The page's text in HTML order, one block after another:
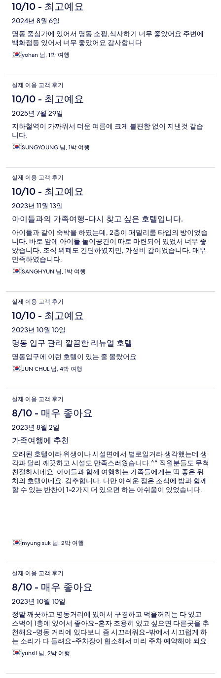
10/10 - 최고예요
2024년 8월 6일
명동 중심가에 있어서 명동 소핑,식사하기 너무 좋았어요 주변에
백화점등 있어서 너무 좋았어요 감사합니다
yohan 님, 1박 여행
실제 이용 고객 후기
10/10 - 최고예요
2025년 7월 29일
지하철역이 가까워서 더운 여름에 크게 불편함 없이 지낸것 같습
니다.
SUNGYOUNG 님, 1박 여행
실제 이용 고객 후기
10/10 - 최고예요
2023년 11월 13일
아이들과의 가족여행-다시 찾고 싶은 호텔입니다.
아이들과 같이 숙박을 하였는데, 2층이 패밀리룸 타입의 방이었습
니다. 바로 앞에 아이들 놀이공간이 따로 마련되어 있었서 너무 좋
았습니다. 조식 뷔폐도 간단하였지만, 가성비 갑이었습니다. 매우
만족하였습니다.
SANGHYUN 님, 1박 여행
실제 이용 고객 후기
10/10 - 최고예요
2023년 10월 10일
명동 입구 관리 깔끔한 리뉴얼 호텔
명동입구에 이런 호텔이 있는 줄 몰랐어요
JUN CHUL 님, 4박 여행
실제 이용 고객 후기
8/10 - 매우 좋아요
2023년 8월 2일
가족여행에 추천
오래된 호텔이라 위생이나 시설면에서 별로일거라 생각했는데 생
각과 달리 깨끗하고 시설도 만족스러웠습니다.^^ 직원분들도 무척
친절하시네요. 아이들과 함께 여행하는 가족들에게는 딱 좋은 위
치의 호텔이네요. 강추합니다. 다만 아쉬운 점은 조식에 밥과 함께
할 수 있는 반찬이 1~2가지 더 있으면 하는 아쉬움이 있었습니다.
myung suk 님, 2박 여행
실제 이용 고객 후기
8/10 - 매우 좋아요
2023년 10월 10일
정말 깨끗하고 명동거리에 있어서 구경하고 먹을꺼리는 다 있고
스벅이 1층에 있어서 좋아요~혼자 조용히 있고 싶으면 다른곳을 추
천해요~명동 거리에 있다보니 좀 시끄러워요~밖에서 시끄럽게 하
는 소리가 다 들려요~주차장이 협소해서 미리 주차 예약해야 되요
yunsil 님, 2박 여행